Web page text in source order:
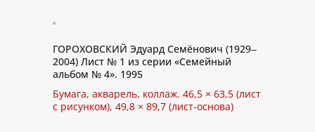
ГОРОХОВСКИЙ Эдуард Семёнович (1929‒
2004) Лист № 1 из серии «Семейный
альбом № 4». 1995
Бумага, акварель, коллаж. 46,5 × 63,5 (лист
с рисунком), 49,8 × 89,7 (лист-основа)